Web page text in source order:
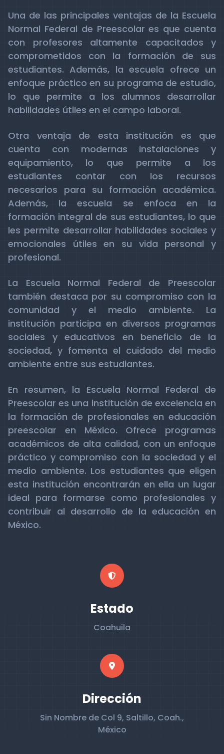
Una de las principales ventajas de la Escuela
Normal Federal de Preescolar es que cuenta
con profesores altamente capacitados y
comprometidos con la formación de sus
estudiantes. Además, la escuela ofrece un
enfoque práctico en su programa de estudio,
lo que permite a los alumnos desarrollar
habilidades útiles en el campo laboral.
Otra ventaja de esta institución es que
cuenta con modernas instalaciones y
equipamiento, lo que permite a los
estudiantes contar con los recursos
necesarios para su formación académica.
Además, la escuela se enfoca en la
formación integral de sus estudiantes, lo que
les permite desarrollar habilidades sociales y
emocionales útiles en su vida personal y
profesional.
La Escuela Normal Federal de Preescolar
también destaca por su compromiso con la
comunidad y el medio ambiente. La
institución participa en diversos programas
sociales y educativos en beneficio de la
sociedad, y fomenta el cuidado del medio
ambiente entre sus estudiantes.
En resumen, la Escuela Normal Federal de
Preescolar es una institución de excelencia en
la formación de profesionales en educación
preescolar en México. Ofrece programas
académicos de alta calidad, con un enfoque
práctico y compromiso con la sociedad y el
medio ambiente. Los estudiantes que eligen
esta institución encontrarán en ella un lugar
ideal para formarse como profesionales y
contribuir al desarrollo de la educación en
México.
Estado
Coahuila
Dirección
Sin Nombre de Col 9, Saltillo, Coah.,
México